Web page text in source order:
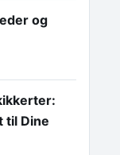
og
til Dine